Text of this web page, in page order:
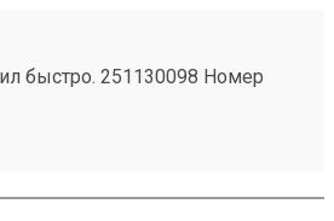
быстро. 251130098 Номер